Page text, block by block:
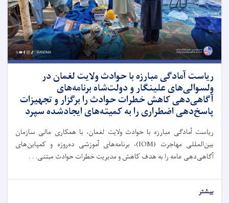
ریاست آمادگی مبارزه با حوادث ولایت لغمان در
ولسوالی‌های علینگار و دولت‌شاه برنامه‌های
آگاهی‌دهی کاهش خطرات حوادث را برگزار و تجهیزات
پاسخ‌دهی اضطراری را به کمیته‌های ایجادشده سپرد
ریاست آمادگی مبارزه با حوادث ولایت لغمان، با همکاری مالی سازمان
بین‌المللی مهاجرت (IOM)، برنامه‌های آموزشی ده‌روزه و کمپاین‌های
آگاهی‌دهی عامه را به هدف کاهش و مدیریت خطرات حوادث مبتنی. . .
بیشتر